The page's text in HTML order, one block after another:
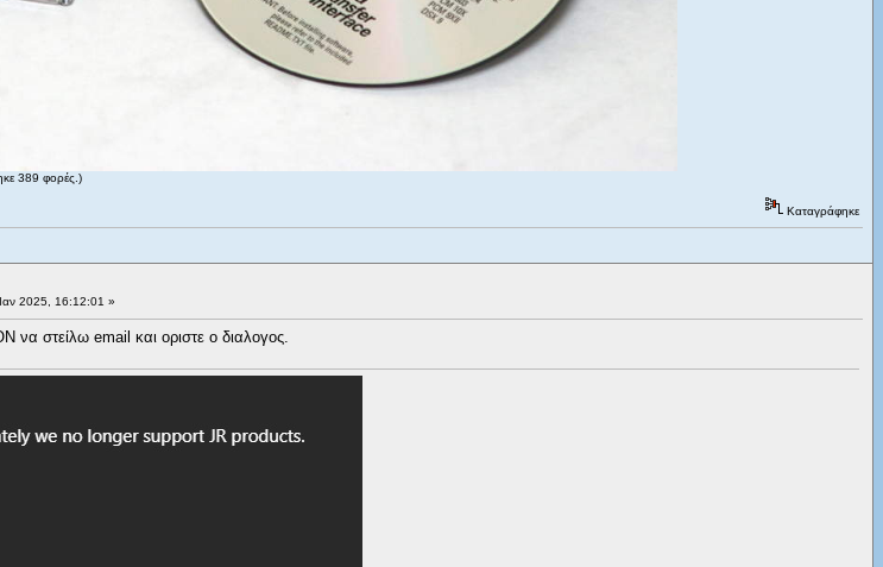
389 φορές.)
Καταγράφηκε
2025, 16:12:01 »
στείλω email και οριστε ο διαλογος.